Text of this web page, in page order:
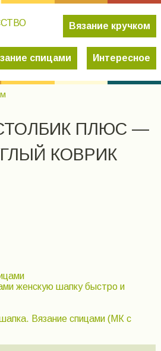
Вязание кручком
спицами Интересное
ПЛЮС —
КОВРИК
женскую шапку быстро и
Вязание спицами (МК с